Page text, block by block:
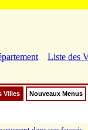
Liste des
Villes Nouveaux Menus